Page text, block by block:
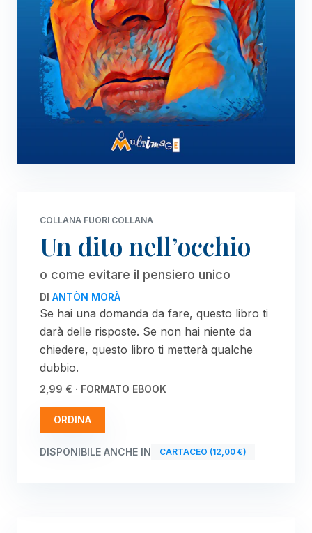
COLLANA FUORI COLLANA
Un dito nell’occhio
o come evitare il pensiero unico
DI ANTÒN MORÀ
Se hai una domanda da fare, questo libro ti
darà delle risposte. Se non hai niente da
chiedere, questo libro ti metterà qualche
dubbio.
2,99 € · FORMATO EBOOK
ORDINA
DISPONIBILE ANCHE IN CARTACEO (12,00 €)